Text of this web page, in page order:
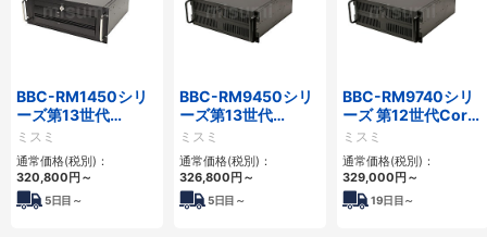
BBC-RM1450シリ
ーズ第13世代
Core・12世代
Celeron対応ラック
マウント4PCIe
ミスミ
通常価格(税別)：
320,800円～
5日目～
BBC-RM9450シリ
ーズ第13世代
Core・12世代
Celeron対応ラック
マウント4PCIe
ミスミ
通常価格(税別)：
326,800円～
5日目～
BBC-RM9740シリ
ーズ 第12世代Core
対応ラックマウント
FAPC4PCI・3PCIe
ミスミ
通常価格(税別)：
329,000円～
19日目～